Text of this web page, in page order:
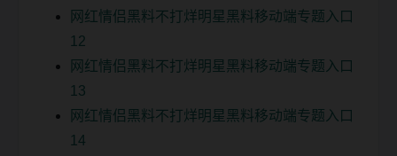
网红情侣黑料不打烊明星黑料移动端专题入口
12
网红情侣黑料不打烊明星黑料移动端专题入口
13
网红情侣黑料不打烊明星黑料移动端专题入口
14